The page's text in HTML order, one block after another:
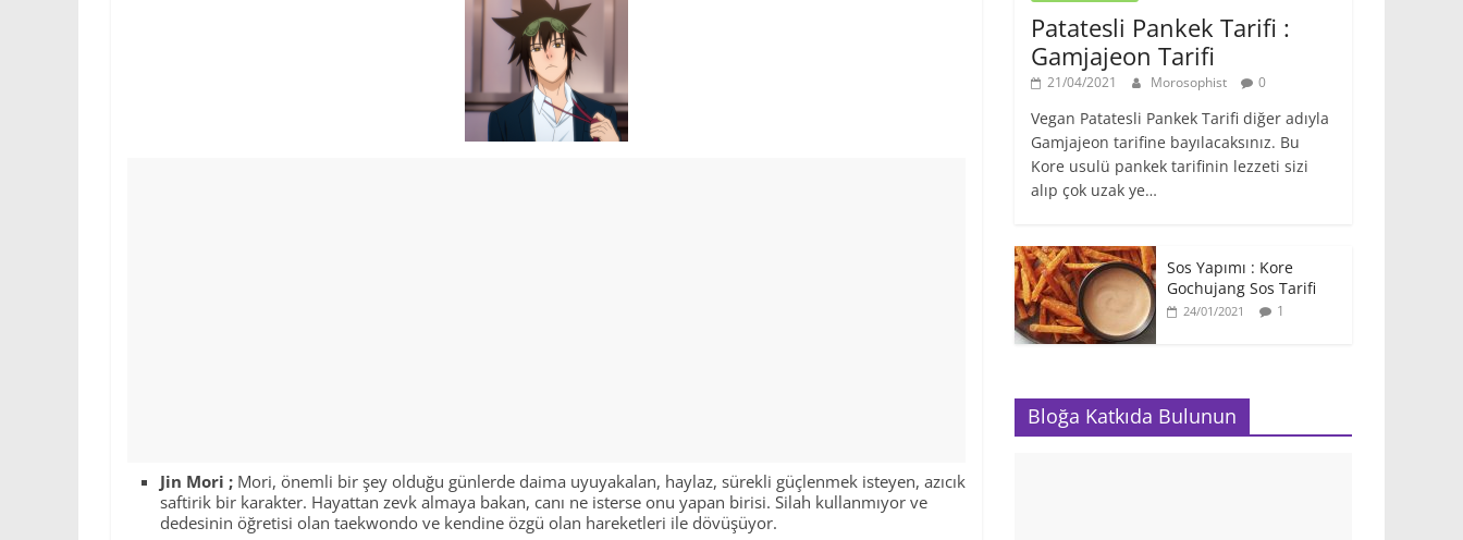
Jin Mori ; Mori, önemli bir şey olduğu günlerde daima uyuyakalan, haylaz, sürekli güçlenmek isteyen, azıcık
saftirik bir karakter. Hayattan zevk almaya bakan, canı ne isterse onu yapan birisi. Silah kullanmıyor ve
dedesinin öğretisi olan taekwondo ve kendine özgü olan hareketleri ile dövüşüyor.
Patatesli Pankek Tarifi :
Gamjajeon Tarifi
21/04/2021 Morosophist 0
Vegan Patatesli Pankek Tarifi diğer adıyla
Gamjajeon tarifine bayılacaksınız. Bu
Kore usulü pankek tarifinin lezzeti sizi
alıp çok uzak ye…
Sos Yapımı : Kore
Gochujang Sos Tarifi
24/01/2021 1
Bloğa Katkıda Bulunun